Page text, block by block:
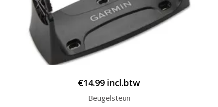
€14.99 incl.btw
Beugelsteun